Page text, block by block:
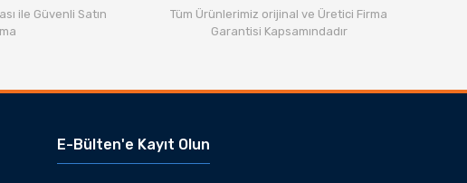
ile Güvenli Satın
Tüm Ürünlerimiz orijinal ve Üretici Firma
Garantisi Kapsamındadır
E-Bülten'e Kayıt Olun